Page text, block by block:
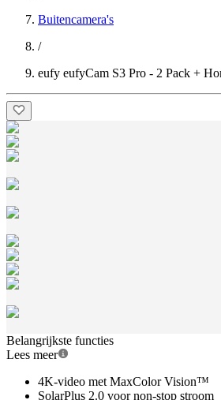
Buitencamera's
/
eufy eufyCam S3 Pro - 2 Pack +
Belangrijkste functies
Lees meer
4K-video met MaxColor Vision™
SolarPlus 2.0 voor non-stop stroom